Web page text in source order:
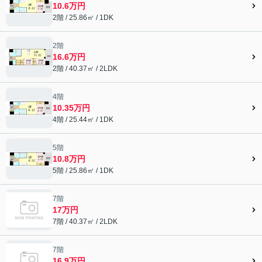
10.6万円
2階 / 25.86㎡ / 1DK
2階
16.6万円
2階 / 40.37㎡ / 2LDK
4階
10.35万円
4階 / 25.44㎡ / 1DK
5階
10.8万円
5階 / 25.86㎡ / 1DK
7階
17万円
7階 / 40.37㎡ / 2LDK
7階